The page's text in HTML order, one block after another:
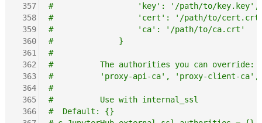
357
358
359
360
361
362
363
364
365
366
#                  'key': '/path/to/key.key',
#                  'cert': '/path/to/
#                  'ca': '/path/to/ca.crt'
#              }
#
#          The authorities you can override:
#          'proxy-api-ca', 'proxy-client-ca',
#
#          Use with internal_ssl
#  Default: {}